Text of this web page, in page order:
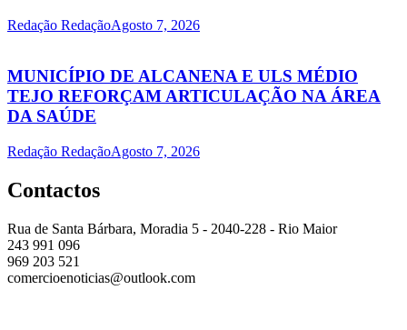
Redação RedaçãoAgosto 7, 2026
MUNICÍPIO DE ALCANENA E ULS MÉDIO
TEJO REFORÇAM ARTICULAÇÃO NA ÁREA
DA SAÚDE
Redação RedaçãoAgosto 7, 2026
Contactos
Rua de Santa Bárbara, Moradia 5 - 2040-228 - Rio Maior
243 991 096
969 203 521
comercioenoticias@outlook.com